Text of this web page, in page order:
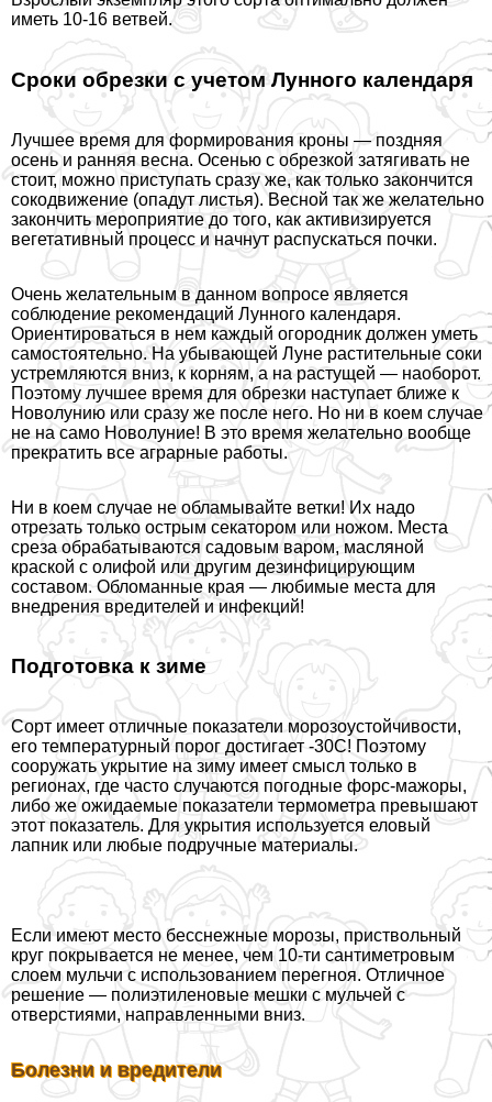
иметь 10-16 ветвей.
Сроки обрезки с учетом Лунного календаря
Лучшее время для формирования кроны — поздняя
осень и ранняя весна. Осенью с обрезкой затягивать не
стоит, можно приступать сразу же, как только закончится
сокодвижение (опадут листья). Весной так же желательно
закончить мероприятие до того, как активизируется
вегетативный процесс и начнут распускаться почки.
Очень желательным в данном вопросе является
соблюдение рекомендаций Лунного календаря.
Ориентироваться в нем каждый огородник должен уметь
самостоятельно. На убывающей Луне растительные соки
устремляются вниз, к корням, а на растущей — наоборот.
Поэтому лучшее время для обрезки наступает ближе к
Новолунию или сразу же после него. Но ни в коем случае
не на само Новолуние! В это время желательно вообще
прекратить все аграрные работы.
Ни в коем случае не обламывайте ветки! Их надо
отрезать только острым секатором или ножом. Места
среза обpaбатываются садовым варом, масляной
краской с олифой или другим дезинфицирующим
составом. Обломанные края — любимые места для
внедрения вредителей и инфекций!
Подготовка к зиме
Сорт имеет отличные показатели морозоустойчивости,
его температурный порог достигает -30С! Поэтому
сооружать укрытие на зиму имеет смысл только в
регионах, где часто случаются погодные форс-мажоры,
либо же ожидаемые показатели термометра превышают
этот показатель. Для укрытия используется еловый
лапник или любые подручные материалы.
Если имеют место бесснежные морозы, приствольный
круг покрывается не менее, чем 10-ти сантиметровым
слоем мульчи с использованием перегноя. Отличное
решение — полиэтиленовые мешки с мульчей с
отверстиями, направленными вниз.
Болезни и вредители